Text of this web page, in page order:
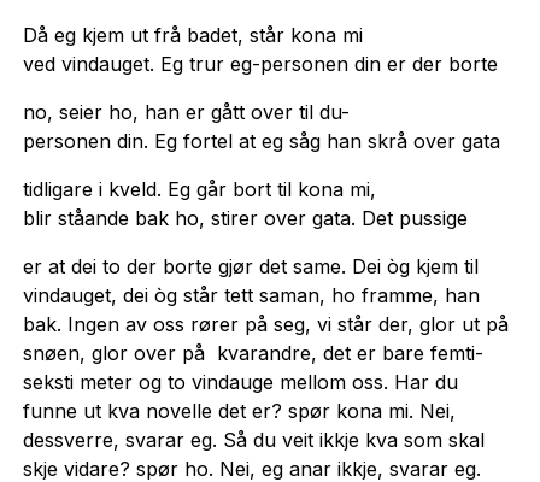
Då eg kjem ut frå badet, står kona mi
ved vindauget. Eg trur eg-personen din er der borte
no, seier ho, han er gått over til du-
personen din. Eg fortel at eg såg han skrå over gata
tidligare i kveld. Eg går bort til kona mi,
blir ståande bak ho, stirer over gata. Det pussige
er at dei to der borte gjør det same. Dei òg kjem til
vindauget, dei òg står tett saman, ho framme, han
bak. Ingen av oss rører på seg, vi står der, glor ut på
snøen, glor over på kvarandre, det er bare femti-
seksti meter og to vindauge mellom oss. Har du
funne ut kva novelle det er? spør kona mi. Nei,
dessverre, svarar eg. Så du veit ikkje kva som skal
skje vidare? spør ho. Nei, eg anar ikkje, svarar eg.